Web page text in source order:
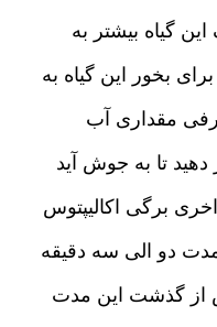
این گیاه بیشتر به
برای بخور این گیاه به
مقداری آب
تا به جوش آید
برگی اکالیپتوس
مدت دو الی سه دقیقه
از گذشت این مدت